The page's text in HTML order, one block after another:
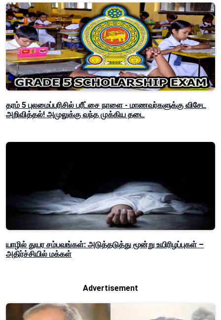
தரம் 5 புலமைப்பரிசில் பரீட்சை நாளை - மாணவர்களுக்கு விசேட
அறிவித்தல்! அமுலுக்கு வந்த முக்கிய தடை
யாழில் துயர சம்பவங்கள்: அடுத்தடுத்து மூன்று உயிரிழப்புகள் –
அதிர்ச்சியில் மக்கள்
Advertisement